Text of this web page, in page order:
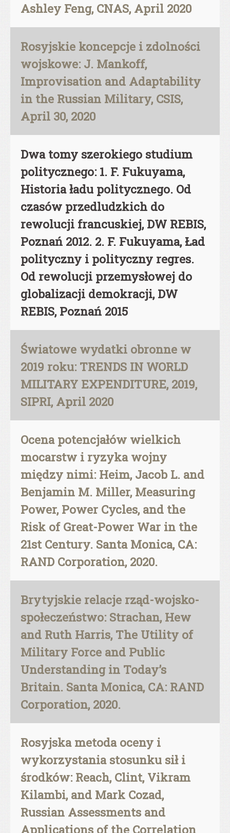
Ashley Feng, CNAS, April 2020
Rosyjskie koncepcje i zdolności
wojskowe: J. Mankoff,
Improvisation and Adaptability
in the Russian Military, CSIS,
April 30, 2020
Dwa tomy szerokiego studium
politycznego: 1. F. Fukuyama,
Historia ładu politycznego. Od
czasów przedludzkich do
rewolucji francuskiej, DW REBIS,
Poznań 2012. 2. F. Fukuyama, Ład
polityczny i polityczny regres.
Od rewolucji przemysłowej do
globalizacji demokracji, DW
REBIS, Poznań 2015
Światowe wydatki obronne w
2019 roku: TRENDS IN WORLD
MILITARY EXPENDITURE, 2019,
SIPRI, April 2020
Ocena potencjałów wielkich
mocarstw i ryzyka wojny
między nimi: Heim, Jacob L. and
Benjamin M. Miller, Measuring
Power, Power Cycles, and the
Risk of Great-Power War in the
21st Century. Santa Monica, CA:
RAND Corporation, 2020.
Brytyjskie relacje rząd-wojsko-
społeczeństwo: Strachan, Hew
and Ruth Harris, The Utility of
Military Force and Public
Understanding in Today’s
Britain. Santa Monica, CA: RAND
Corporation, 2020.
Rosyjska metoda oceny i
wykorzystania stosunku sił i
środków: Reach, Clint, Vikram
Kilambi, and Mark Cozad,
Russian Assessments and
Applications of the Correlation